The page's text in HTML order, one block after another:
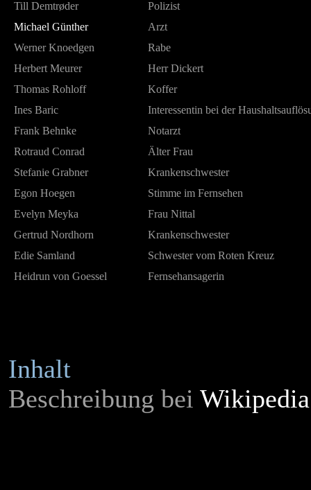
Till Demtrøder
Polizist
Michael Günther
Arzt
Werner Knoedgen
Rabe
Herbert Meurer
Herr Dickert
Thomas Rohloff
Koffer
Ines Baric
Interessentin bei der
Frank Behnke
Notarzt
Rotraud Conrad
Älter Frau
Stefanie Grabner
Krankenschwester
Egon Hoegen
Stimme im Fernsehen
Evelyn Meyka
Frau Nittal
Gertrud Nordhorn
Krankenschwester
Edie Samland
Schwester vom Roten Kreuz
Heidrun von Goessel
Fernsehansagerin
Inhalt
Beschreibung bei Wikipedia